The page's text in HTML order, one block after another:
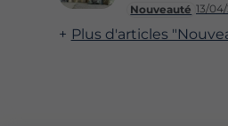
Nouveauté 13/
Plus d'articles